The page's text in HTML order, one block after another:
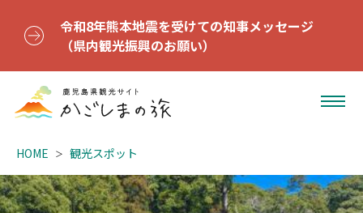
令和8年熊本地震を受けての知事メッセージ
（県内観光振興のお願い）
HOME 観光スポット